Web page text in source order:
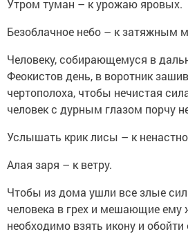
Утром туман – к урожаю яровых.
Безоблачное небо – к затяжным
Человеку, собирающемуся в
Феокистов день, в воротник
чертополоха, чтобы нечистая
человек с дурным глазом порчу
Услышать крик лисы – к
Алая заря – к ветру.
Чтобы из дома ушли все злые
человека в грех и мешающие ему
необходимо взять икону и